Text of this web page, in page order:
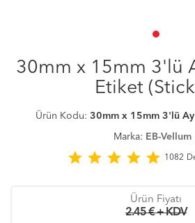
30mm x 15mm 3'lü
Etiket
Ürün Kodu: 30mm x 15mm 3'lü
Marka: EB-Vellum
star star star star star 1082
Ürün Fiyatı
2.45 € + KDV